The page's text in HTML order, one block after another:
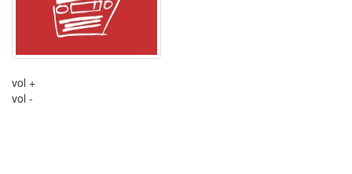
vol +
vol -